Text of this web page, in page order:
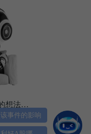
想法…
事件的影响